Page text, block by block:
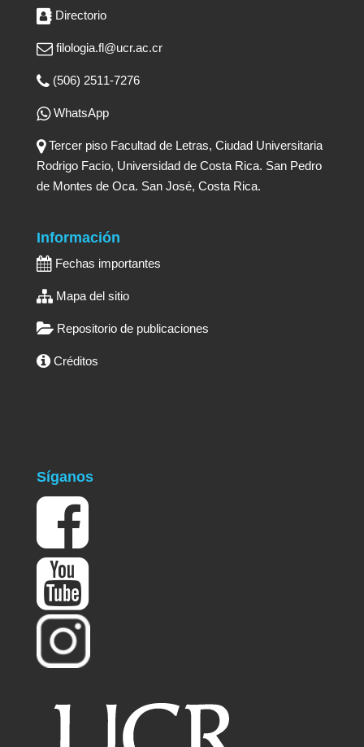
Directorio
filologia.fl@ucr.ac.cr
(506) 2511-7276
WhatsApp
Tercer piso Facultad de Letras, Ciudad Universitaria
Rodrigo Facio, Universidad de Costa Rica. San Pedro
de Montes de Oca. San José, Costa Rica.
Información
Fechas importantes
Mapa del sitio
Repositorio de publicaciones
Créditos
Síganos